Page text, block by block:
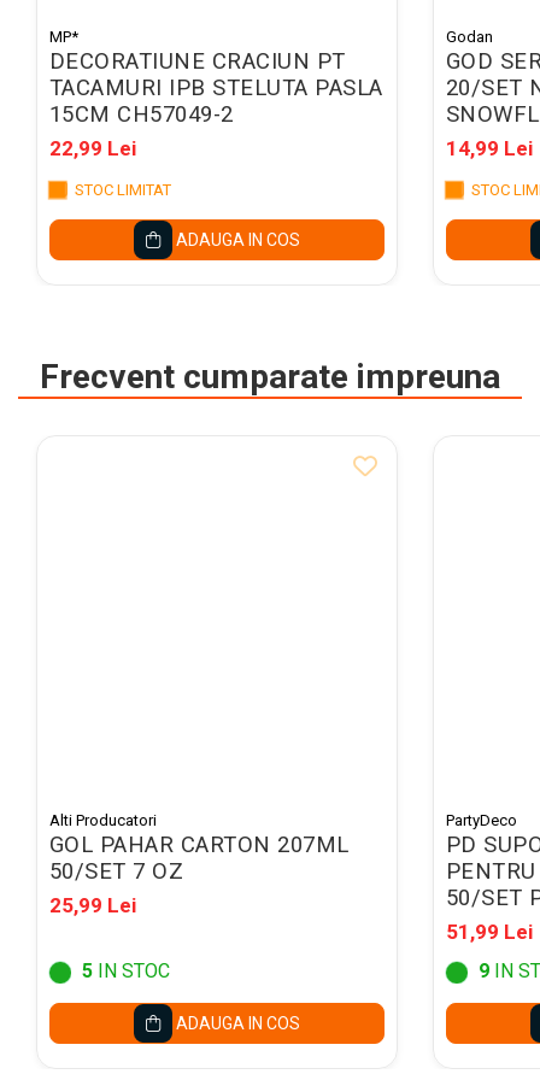
Caiete mecanice A5
Indecsi autoadezivi,
pagemarkere
separatoare biblioraft
Dosare carton
Dosare extensibile
Mape plastic cu elastic
Sfoara si Elastice
Suporturi si mape carti vizita
Suporturi instrumente de scris
Suporturi verticale pentru
documente
Tavite pentru documente
MP*
DECORATIUNE CRACIUN PT
TACAMURI IPB STELUTA PASLA
15CM CH57049-2
22,99 Lei
STOC LIMITAT
ADAUGA IN COS
Godan
GOD
20/SET
14,99 Lei
STOC
Frecvent cumparate impreuna
Alti Producatori
GOL PAHAR CARTON 207ML
50/SET 7 OZ
25,99 Lei
5IN STOC
ADAUGA IN COS
PartyDeco
PD
50/SET
51,99 Lei
9IN